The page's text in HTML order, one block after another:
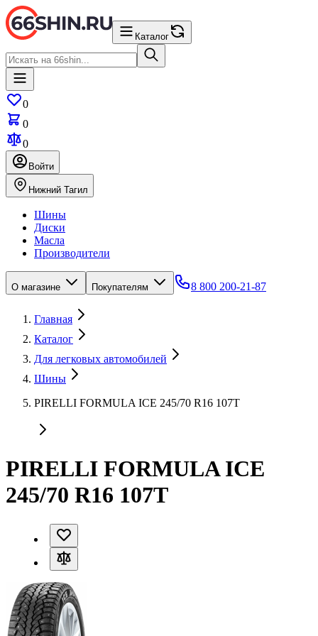
Каталог
0
0
0
Войти
Нижний Тагил
Шины
Диски
Масла
Производители
О магазине Покупателям 8 800 200-21-87
Главная
Каталог
Для легковых автомобилей
Шины
PIRELLI FORMULA ICE 245/70 R16 107T
PIRELLI FORMULA ICE
245/70 R16 107T